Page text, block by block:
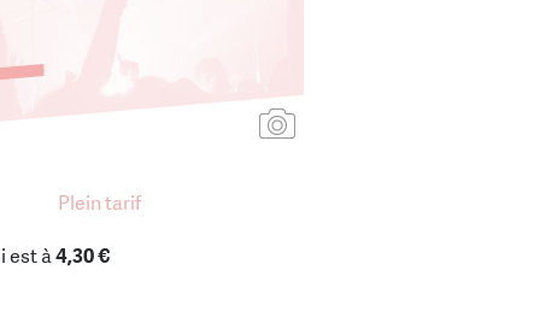
Plein tarif
est à4,30 €